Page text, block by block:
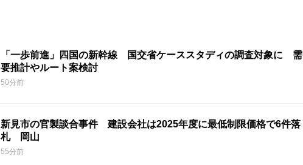
「一歩前進」四国の新幹線 国交省ケーススタディの調査対象に 需
要推計やルート案検討
50分前
新見市の官製談合事件 建設会社は2025年度に最低制限価格で6件落
札 岡山
55分前